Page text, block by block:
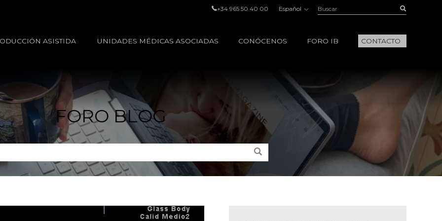
+34 965 50 40 00 Español Buscar:
ASISTIDA UNIDADES MÉDICAS ASOCIADAS CONÓCENOS FORO IB CONTACTO
FORO BLOG